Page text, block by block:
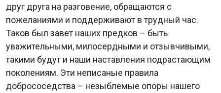
друг друга на разговение, обращаются с
пожеланиями и поддерживают в трудный час.
Таков был завет наших предков – быть
уважительными, милосердными и отзывчивыми,
такими будут и наши наставления подрастающим
поколениям. Эти неписаные правила
добрососедства – незыблемые опоры нашего